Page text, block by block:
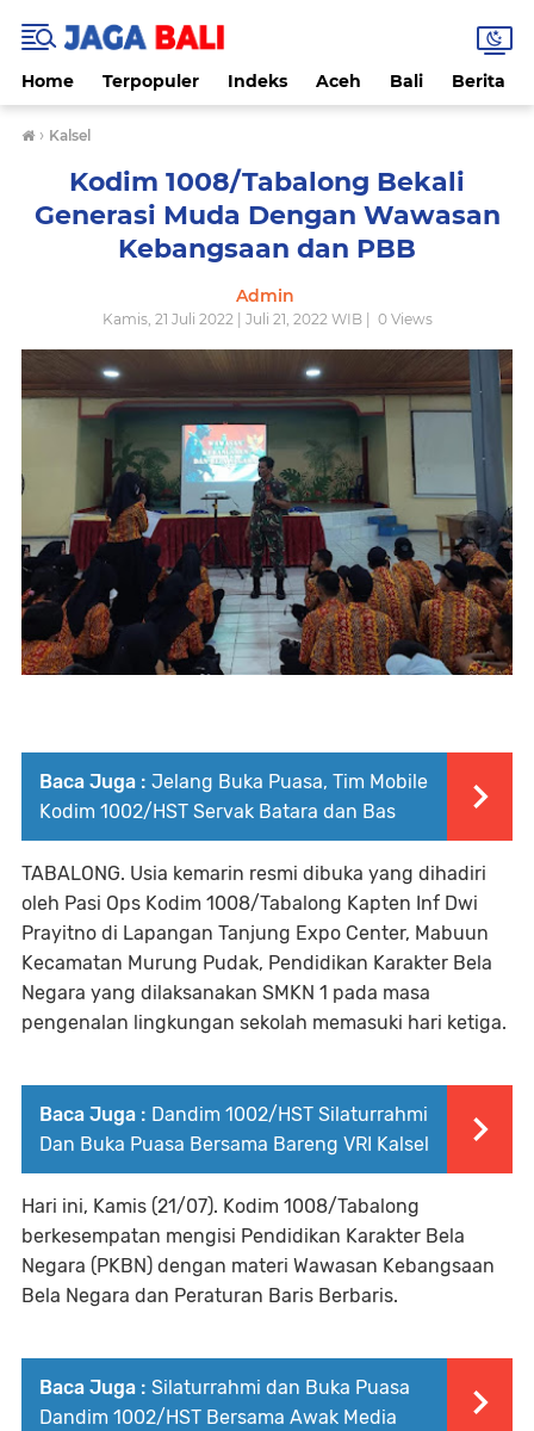
Home Terpopuler Indeks Aceh Bali Berita
› Kalsel
Kodim 1008/Tabalong Bekali
Generasi Muda Dengan Wawasan
Kebangsaan dan PBB
Admin
Kamis, 21 Juli 2022 | Juli 21, 2022 WIB | 0Views
Baca Juga : Jelang Buka Puasa, Tim Mobile
Kodim 1002/HST Servak Batara dan Bas
TABALONG. Usia kemarin resmi dibuka yang dihadiri
oleh Pasi Ops Kodim 1008/Tabalong Kapten Inf Dwi
Prayitno di Lapangan Tanjung Expo Center, Mabuun
Kecamatan Murung Pudak, Pendidikan Karakter Bela
Negara yang dilaksanakan SMKN 1 pada masa
pengenalan lingkungan sekolah memasuki hari ketiga.
Baca Juga : Dandim 1002/HST Silaturrahmi
Dan Buka Puasa Bersama Bareng VRI Kalsel
Hari ini, Kamis (21/07). Kodim 1008/Tabalong
berkesempatan mengisi Pendidikan Karakter Bela
Negara (PKBN) dengan materi Wawasan Kebangsaan
Bela Negara dan Peraturan Baris Berbaris.
Baca Juga : Silaturrahmi dan Buka Puasa
Dandim 1002/HST Bersama Awak Media